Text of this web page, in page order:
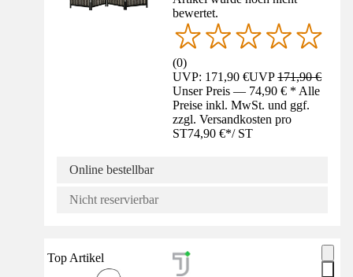
bewertet.
(0)
UVP: 171,90 €UVP171,90 €
Unser Preis — 74,90 € * Alle
Preise inkl. MwSt. und ggf.
zzgl. Versandkosten pro
ST74,90 €*/ ST
Online bestellbar
Nicht reservierbar
Top Artikel